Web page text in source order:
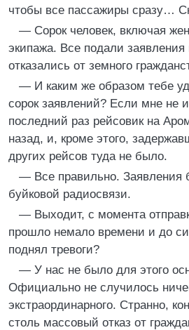
чтобы все пассажиры сразу…
— Сорок человек, включая
экипажа. Все подали
отказались от земного
— И каким же образом тебе
сорок заявлений? Если мне не
последний раз рейсовик на
назад, и, кроме этого,
других рейсов туда не было.
— Все правильно. Заявления
буйковой радиосвязи.
— Выходит, с момента
прошло немало времени и до
поднял тревоги?
— У нас не было для этого
Официально не случилось
экстраординарного. Странно,
столь массовый отказ от